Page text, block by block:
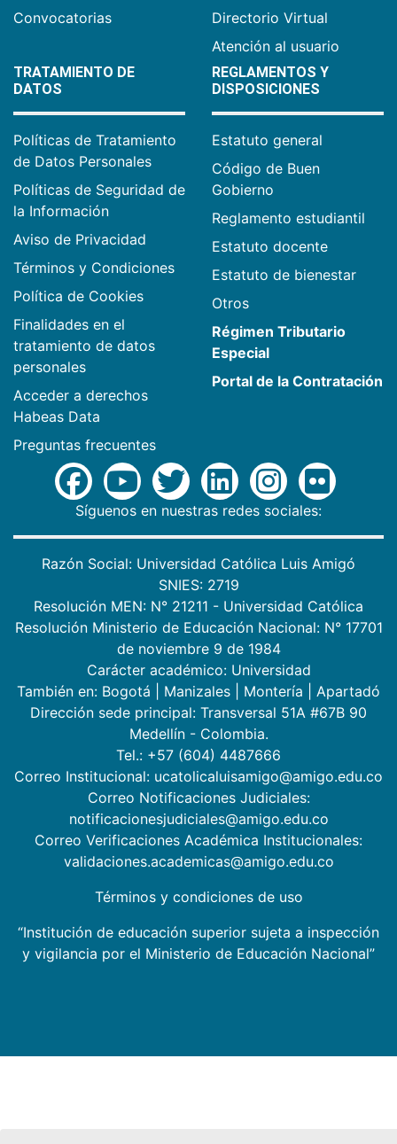
Convocatorias
Directorio Virtual
Atención al usuario
TRATAMIENTO DE
DATOS
Políticas de Tratamiento
de Datos Personales
Políticas de Seguridad de
la Información
Aviso de Privacidad
Términos y Condiciones
Política de Cookies
Finalidades en el
tratamiento de datos
personales
Acceder a derechos
Habeas Data
Preguntas frecuentes
REGLAMENTOS Y
DISPOSICIONES
Estatuto general
Código de Buen
Gobierno
Reglamento estudiantil
Estatuto docente
Estatuto de bienestar
Otros
Régimen Tributario
Especial
Portal de la Contratación
Síguenos en nuestras redes sociales:
Razón Social: Universidad Católica Luis Amigó
SNIES: 2719
Resolución MEN: N° 21211 - Universidad Católica
Resolución Ministerio de Educación Nacional: N° 17701
de noviembre 9 de 1984
Carácter académico: Universidad
También en: Bogotá Manizales Montería
Apartadó
Dirección sede principal: Transversal 51A #67B 90
Medellín - Colombia.
Tel.: +57 (604) 4487666
Correo Institucional: ucatolicaluisamigo@amigo.edu.co
Correo Notificaciones Judiciales:
notificacionesjudiciales@amigo.edu.co
Correo Verificaciones Académica Institucionales:
validaciones.academicas@amigo.edu.co
Términos y condiciones de uso
“Institución de educación superior sujeta a inspección
y vigilancia por el Ministerio de Educación Nacional”